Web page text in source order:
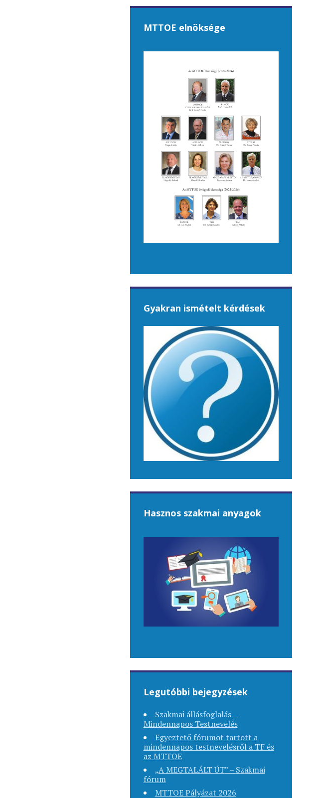
MTTOE elnöksége
Gyakran ismételt kérdések
Hasznos szakmai anyagok
Legutóbbi bejegyzések
Szakmai állásfoglalás –
Mindennapos Testnevelés
Egyeztető fórumot tartott a
mindennapos testnevelésről a TF és
az MTTOE
„A MEGTALÁLT ÚT” – Szakmai
fórum
MTTOE Pályázat 2026